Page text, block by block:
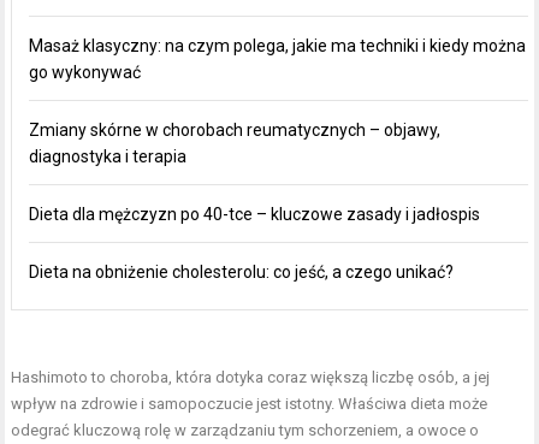
Masaż klasyczny: na czym polega, jakie ma techniki i kiedy można
go wykonywać
Zmiany skórne w chorobach reumatycznych – objawy,
diagnostyka i terapia
Dieta dla mężczyzn po 40-tce – kluczowe zasady i jadłospis
Dieta na obniżenie cholesterolu: co jeść, a czego unikać?
Hashimoto to choroba, która dotyka coraz większą liczbę osób, a jej
wpływ na zdrowie i samopoczucie jest istotny. Właściwa dieta może
odegrać kluczową rolę w zarządzaniu tym schorzeniem, a owoce o